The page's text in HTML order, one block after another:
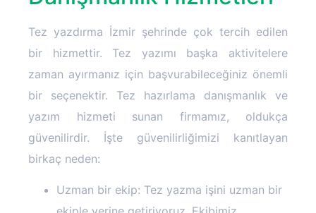
Tez yazdırma İzmir şehrinde çok tercih edilen
bir hizmettir. Tez yazımı başka aktivitelere
zaman ayırmanız için başvurabileceğiniz önemli
bir seçenektir. Tez hazırlama danışmanlık ve
yazım hizmeti sunan firmamız, oldukça
güvenilirdir. İşte güvenilirliğimizi kanıtlayan
birkaç neden:
Uzman bir ekip: Tez yazma işini uzman bir